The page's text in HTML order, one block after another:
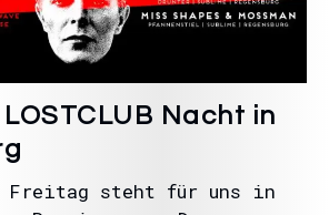
Nacht in
Freitag steht für uns in